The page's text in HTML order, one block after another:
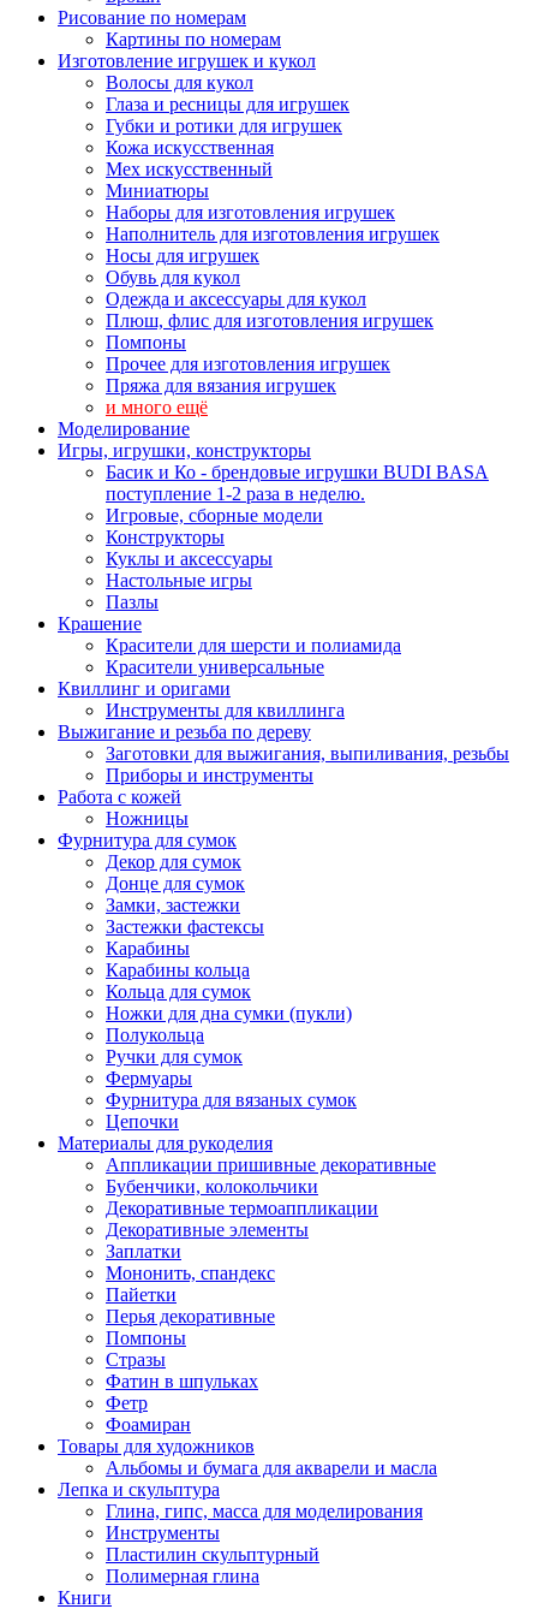
Рисование по номерам
Картины по номерам
Изготовление игрушек и кукол
Волосы для кукол
Глаза и ресницы для игрушек
Губки и ротики для игрушек
Кожа искусственная
Мех искусственный
Миниатюры
Наборы для изготовления игрушек
Наполнитель для изготовления игрушек
Носы для игрушек
Обувь для кукол
Одежда и аксессуары для кукол
Плюш, флис для изготовления игрушек
Помпоны
Прочее для изготовления игрушек
Пряжа для вязания игрушек
и много ещё
Моделирование
Игры, игрушки, конструкторы
Басик и Ко - брендовые игрушки BUDI BASA
поступление 1-2 раза в неделю.
Игровые, сборные модели
Конструкторы
Куклы и аксессуары
Настольные игры
Пазлы
Крашение
Красители для шерсти и полиамида
Красители универсальные
Квиллинг и оригами
Инструменты для квиллинга
Выжигание и резьба по дереву
Заготовки для выжигания, выпиливания, резьбы
Приборы и инструменты
Работа с кожей
Ножницы
Фурнитура для сумок
Декор для сумок
Донце для сумок
Замки, застежки
Застежки фастексы
Карабины
Карабины кольца
Кольца для сумок
Ножки для дна сумки (пукли)
Полукольца
Ручки для сумок
Фермуары
Фурнитура для вязаных сумок
Цепочки
Материалы для рукоделия
Аппликации пришивные декоративные
Бубенчики, колокольчики
Декоративные термоаппликации
Декоративные элементы
Заплатки
Мононить, спандекс
Пайетки
Перья декоративные
Помпоны
Стразы
Фатин в шпульках
Фетр
Фоамиран
Товары для художников
Альбомы и бумага для акварели и масла
Лепка и скульптура
Глина, гипс, масса для моделирования
Инструменты
Пластилин скульптурный
Полимерная глина
Книги